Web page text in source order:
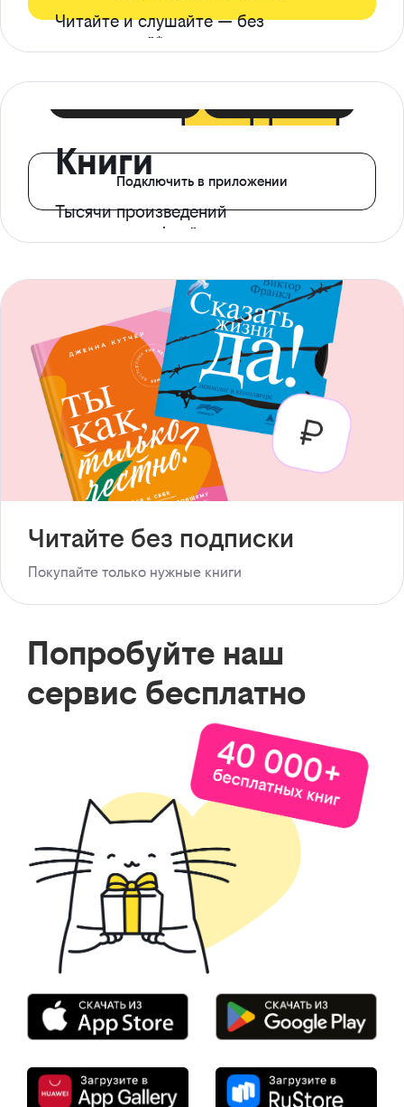
Читайте и слушайте — без
ограничений*
Книги
Тысячи произведений
с доступом офлайн
Подключить в приложении
Читайте без подписки
Покупайте только нужные книги
Попробуйте наш
сервис бесплатно